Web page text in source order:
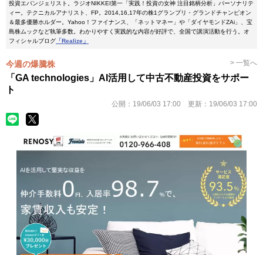
投資エバンジェリスト。ラジオNIKKEI第一「実践！投資の女神 注目銘柄分析」パーソナリテ
ィー。テクニカルアナリスト、FP。2014,16,17年の株1グランプリ・グランドチャンピオン
＆最多優勝ホルダー。Yahoo！ファイナンス、「ネットマネー」や「ダイヤモンドZAi」、宝
島株ムックなど執筆多数。わかりやすく実践的な内容が好評で、全国で講演活動を行う。オ
フィシャルブログ 「Realize」
今週の爆騰株 > 一覧へ
「GA technologies」AI活用して中古不動産投資をサポー
ト
公開： 19/06/03 17:00 更新： 19/06/03 17:00